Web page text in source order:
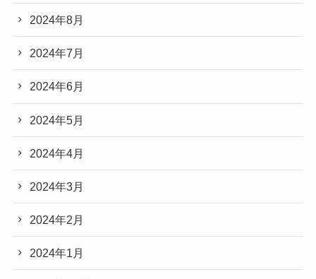
2024年8月
2024年7月
2024年6月
2024年5月
2024年4月
2024年3月
2024年2月
2024年1月